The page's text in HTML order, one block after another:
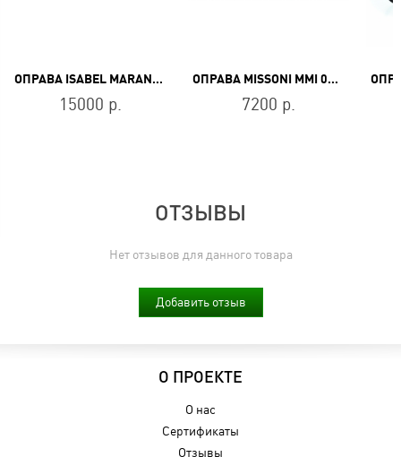
ОПРАВА ISABEL MARANT IM 0093 1ED
15000 р.
ОПРАВА MISSONI MMI 0063 05L
7200 р.
ОТЗЫВЫ
Нет отзывов для данного товара
Добавить отзыв
О ПРОЕКТЕ
О нас
Сертификаты
Отзывы